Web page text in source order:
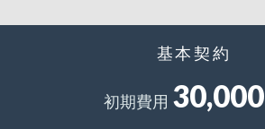
基本契約
初期費用 30,000